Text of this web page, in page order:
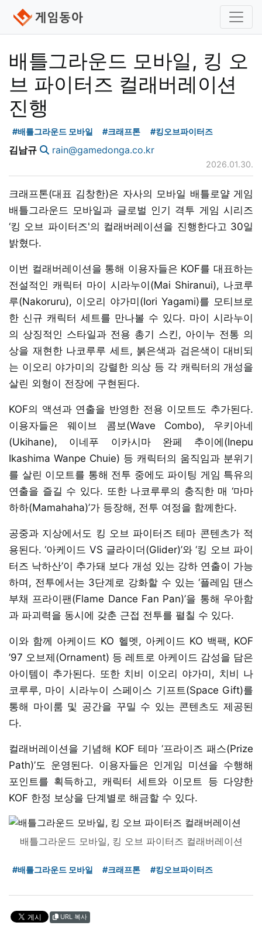
배틀그라운드 모바일, 킹 오
브 파이터즈 컬래버레이션
진행
#배틀그라운드 모바일 #크래프톤 #킹오브파이터즈
김남규 rain@gamedonga.co.kr
2026.01.30.
크래프톤(대표 김창한)은 자사의 모바일 배틀로얄 게임
배틀그라운드 모바일과 글로벌 인기 격투 게임 시리즈
‘킹 오브 파이터즈'의 컬래버레이션을 진행한다고 30일
밝혔다.
이번 컬래버레이션을 통해 이용자들은 KOF를 대표하는
전설적인 캐릭터 마이 시라누이(Mai Shiranui), 나코루
루(Nakoruru), 이오리 야가미(Iori Yagami)를 모티브로
한 신규 캐릭터 세트를 만나볼 수 있다. 마이 시라누이
의 상징적인 스타일과 전용 총기 스킨, 아이누 전통 의
상을 재현한 나코루루 세트, 붉은색과 검은색이 대비되
는 이오리 야가미의 강렬한 의상 등 각 캐릭터의 개성을
살린 외형이 전장에 구현된다.
KOF의 액션과 연출을 반영한 전용 이모트도 추가된다.
이용자들은 웨이브 콤보(Wave Combo), 우키아네
(Ukihane), 이네푸 이카시마 완페 추이에(Inepu
Ikashima Wanpe Chuie) 등 캐릭터의 움직임과 분위기
를 살린 이모트를 통해 전투 중에도 파이팅 게임 특유의
연출을 즐길 수 있다. 또한 나코루루의 충직한 매 ‘마마
하하(Mamahaha)’가 등장해, 전투 여정을 함께한다.
공중과 지상에서도 킹 오브 파이터즈 테마 콘텐츠가 적
용된다. ‘아케이드 VS 글라이더(Glider)’와 ‘킹 오브 파이
터즈 낙하산’이 추가돼 보다 개성 있는 강하 연출이 가능
하며, 전투에서는 3단계로 강화할 수 있는 ‘플레임 댄스
부채 프라이팬(Flame Dance Fan Pan)’을 통해 우아함
과 파괴력을 동시에 갖춘 근접 전투를 펼칠 수 있다.
이와 함께 아케이드 KO 헬멧, 아케이드 KO 백팩, KOF
’97 오브제(Ornament) 등 레트로 아케이드 감성을 담은
아이템이 추가된다. 또한 치비 이오리 야가미, 치비 나
코루루, 마이 시라누이 스페이스 기프트(Space Gift)를
통해 마이룸 및 공간을 꾸밀 수 있는 콘텐츠도 제공된
다.
컬래버레이션을 기념해 KOF 테마 ‘프라이즈 패스(Prize
Path)’도 운영된다. 이용자들은 인게임 미션을 수행해
포인트를 획득하고, 캐릭터 세트와 이모트 등 다양한
KOF 한정 보상을 단계별로 해금할 수 있다.
배틀그라운드 모바일, 킹 오브 파이터즈 컬래버레이션
#배틀그라운드 모바일 #크래프톤 #킹오브파이터즈
URL 복사